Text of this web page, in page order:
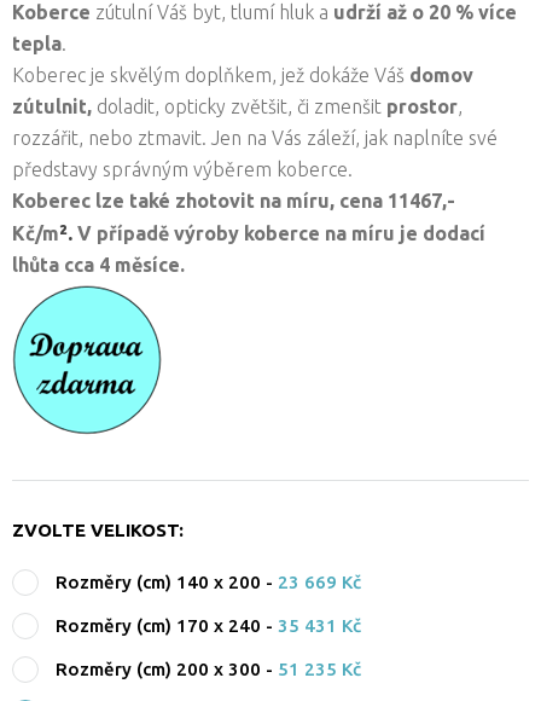
Koberce zútulní Váš byt, tlumí hluk a udrží až o 20 % více
tepla.
Koberec je skvělým doplňkem, jež dokáže Váš domov
zútulnit, doladit, opticky zvětšit, či zmenšit prostor,
rozzářit, nebo ztmavit. Jen na Vás záleží, jak naplníte své
představy správným výběrem koberce.
Koberec lze také zhotovit na míru, cena 11467,-
Kč/m². V případě výroby koberce na míru je dodací
lhůta cca 4 měsíce.
ZVOLTE VELIKOST:
Rozměry (cm) 140 x 200 - 23 669 Kč
Rozměry (cm) 170 x 240 - 35 431 Kč
Rozměry (cm) 200 x 300 - 51 235 Kč